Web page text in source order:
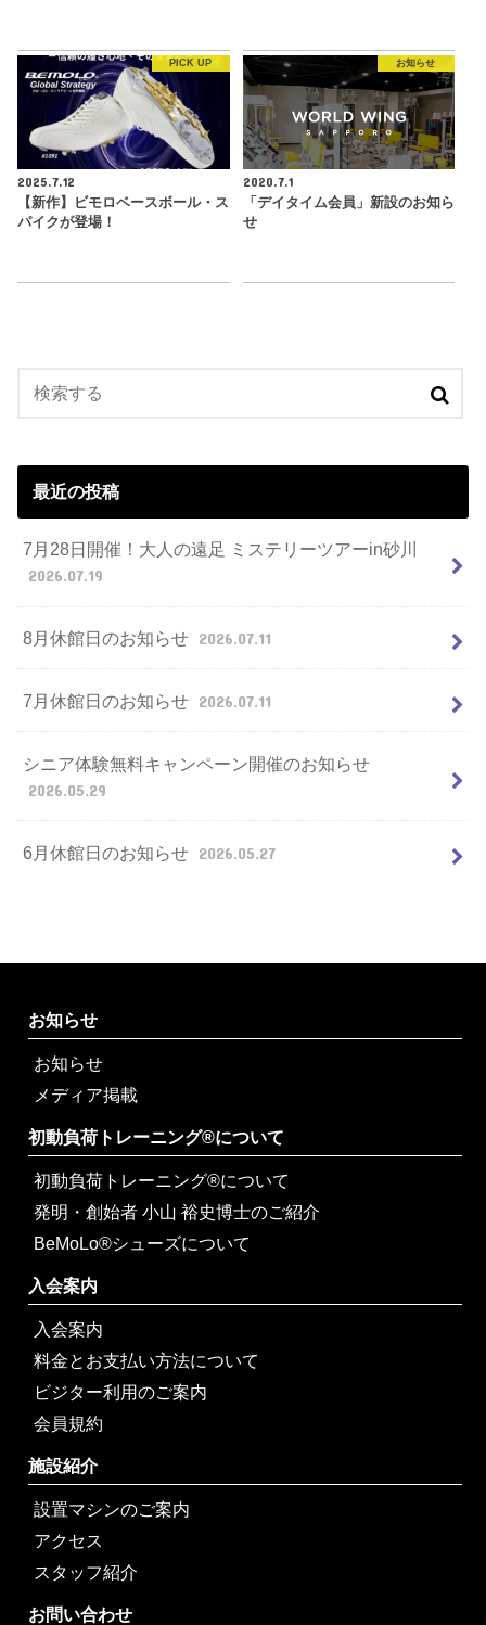
PICK UP
2025.7.12
【新作】ビモロベースボール・ス
パイクが登場！
お知らせ
2020.7.1
「デイタイム会員」新設のお知ら
せ
最近の投稿
7月28日開催！大人の遠足 ミステリーツアーin砂川
2026.07.19
8月休館日のお知らせ 2026.07.11
7月休館日のお知らせ 2026.07.11
シニア体験無料キャンペーン開催のお知らせ
2026.05.29
6月休館日のお知らせ 2026.05.27
お知らせ
お知らせ
メディア掲載
初動負荷トレーニング®について
初動負荷トレーニング®について
発明・創始者 小山 裕史博士のご紹介
BeMoLo®シューズについて
入会案内
入会案内
料金とお支払い方法について
ビジター利用のご案内
会員規約
施設紹介
設置マシンのご案内
アクセス
スタッフ紹介
お問い合わせ